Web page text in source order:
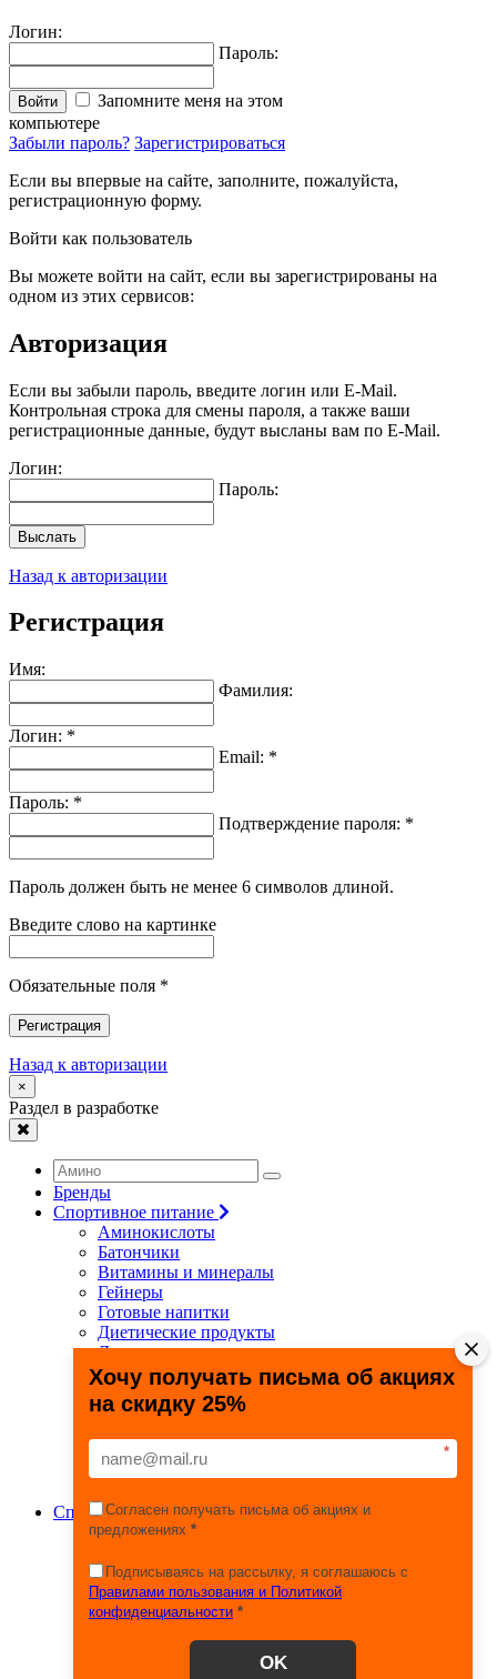
Логин:
Пароль:
Войти
Запомните меня на этом
компьютере
Забыли пароль? Зарегистрироваться
Если вы впервые на сайте, заполните, пожалуйста,
регистрационную форму.
Войти как пользователь
Вы можете войти на сайт, если вы зарегистрированы на
одном из этих сервисов:
Авторизация
Если вы забыли пароль, введите логин или E-Mail.
Контрольная строка для смены пароля, а также ваши
регистрационные данные, будут высланы вам по E-Mail.
Логин:
Пароль:
Выслать
Назад к авторизации
Регистрация
Имя:
Фамилия:
Логин: *
Email: *
Пароль: *
Подтверждение пароля: *
Пароль должен быть не менее 6 символов длиной.
Введите слово на картинке
Обязательные поля *
Регистрация
Назад к авторизации
×
Раздел в разработке
Бренды
Спортивное питание
Аминокислоты
Батончики
Витамины и минералы
Гейнеры
Готовые напитки
Диетические продукты
Для связок и суставов
Жиросжигатели
Здоровье и долголетие
Креатин
Специальные препараты
Спецпредложения
Спортивные товары
Фитнес, йога, пилатес
Игровые виды спорта
Единоборства
Турники
Сопутствующие товары
Хочу получать письма об акциях
на скидку 25%
*
Согласен получать письма об акциях и
предложениях *
Подписываясь на рассылку, я соглашаюсь с
Правилами пользования и Политикой
конфиденциальности *
OK